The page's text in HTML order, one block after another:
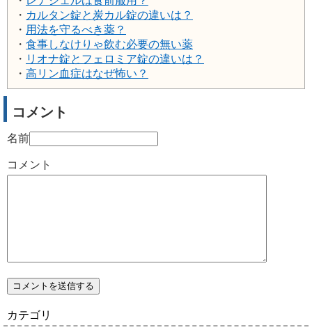
・ カルタン錠と炭カル錠の違いは？
・ 用法を守るべき薬？
・ 食事しなけりゃ飲む必要の無い薬
・ リオナ錠とフェロミア錠の違いは？
・ 高リン血症はなぜ怖い？
コメント
名前
コメント
カテゴリ